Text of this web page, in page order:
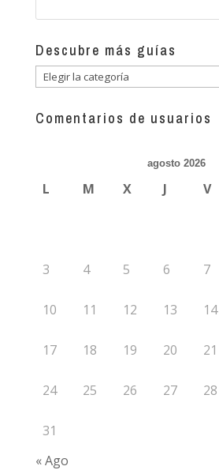
Descubre más guías
Descubre
más
guías
Comentarios de usuarios
agosto 2026
L M X J V
3 4 5 6 7
10 11 12 13 14
17 18 19 20 21
24 25 26 27 28
31
« Ago